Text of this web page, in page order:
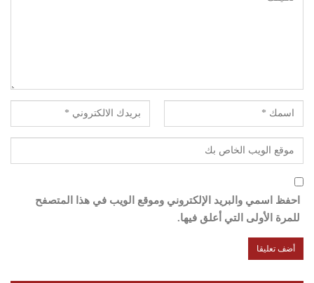
احفظ اسمي والبريد الإلكتروني وموقع الويب في هذا المتصفح
للمرة الأولى التي أعلق فيها.